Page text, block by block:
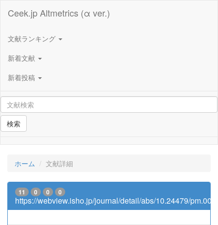
Ceek.jp Altmetrics (α ver.)
文献ランキング
新着文献
新着投稿
検索
ホーム 文献詳細
11 0 0 0
https://webview.isho.jp/journal/detail/abs/10.24479/